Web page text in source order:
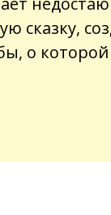
сказку,
о